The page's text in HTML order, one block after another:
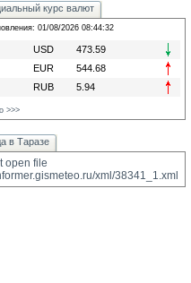
курс валют
01/08/2026 08:44:32
USD
473.59
EUR
544.68
RUB
5.94
>>>
в Таразе
open file
xml/38341_1.xml